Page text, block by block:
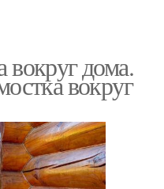
дома.
вокруг